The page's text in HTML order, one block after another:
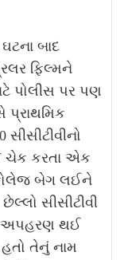
બાદ
ફિલ્મને
પોલીસ પર પણ
ચેક કરતા એક
બેગ લઈને
સીસીટીવી
અપહરણ થઈ
તેનું નામ